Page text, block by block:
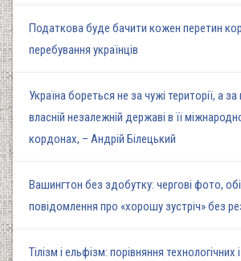
Податкова буде бачити кожен перетин
перебування українців
Україна бореться не за чужі території, а за
власній незалежній державі в її
кордонах, – Андрій Білецький
Вашингтон без здобутку: чергові фото,
повідомлення про «хорошу зустріч» без
Тілізм і ельфізм: порівняння технологічних